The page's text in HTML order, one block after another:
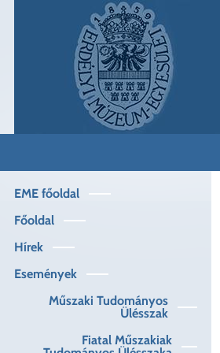
Műszaki
menü
EME főoldal
Főoldal
Hírek
Események
Műszaki Tudományos
Ülésszak
Fiatal Műszakiak